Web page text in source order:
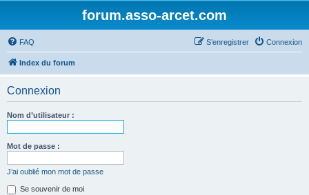
forum.asso-arcet.com
FAQ Connexion
S’enregistrer
Index du forum
Connexion
Nom d’utilisateur :
Mot de passe :
J’ai oublié mon mot de passe
Se souvenir de moi